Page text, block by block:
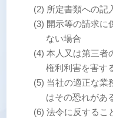
(2) 所定書類への記
(3) 開示等の請求に
ない場合
(4) 本人又は第三者
権利利害を害す
(5) 当社の適正な業
はその恐れがあ
(6) 法令に反するこ